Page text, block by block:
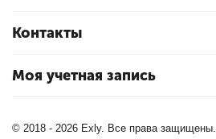
Контакты
Моя учетная запись
© 2018 - 2026 Exly. Все права защищены.